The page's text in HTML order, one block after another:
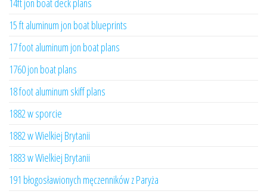
14ft jon boat deck plans
15 ft aluminum jon boat blueprints
17 foot aluminum jon boat plans
1760 jon boat plans
18 foot aluminum skiff plans
1882 w sporcie
1882 w Wielkiej Brytanii
1883 w Wielkiej Brytanii
191 błogosławionych męczenników z Paryża